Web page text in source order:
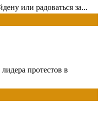
или радоваться за...
протестов в